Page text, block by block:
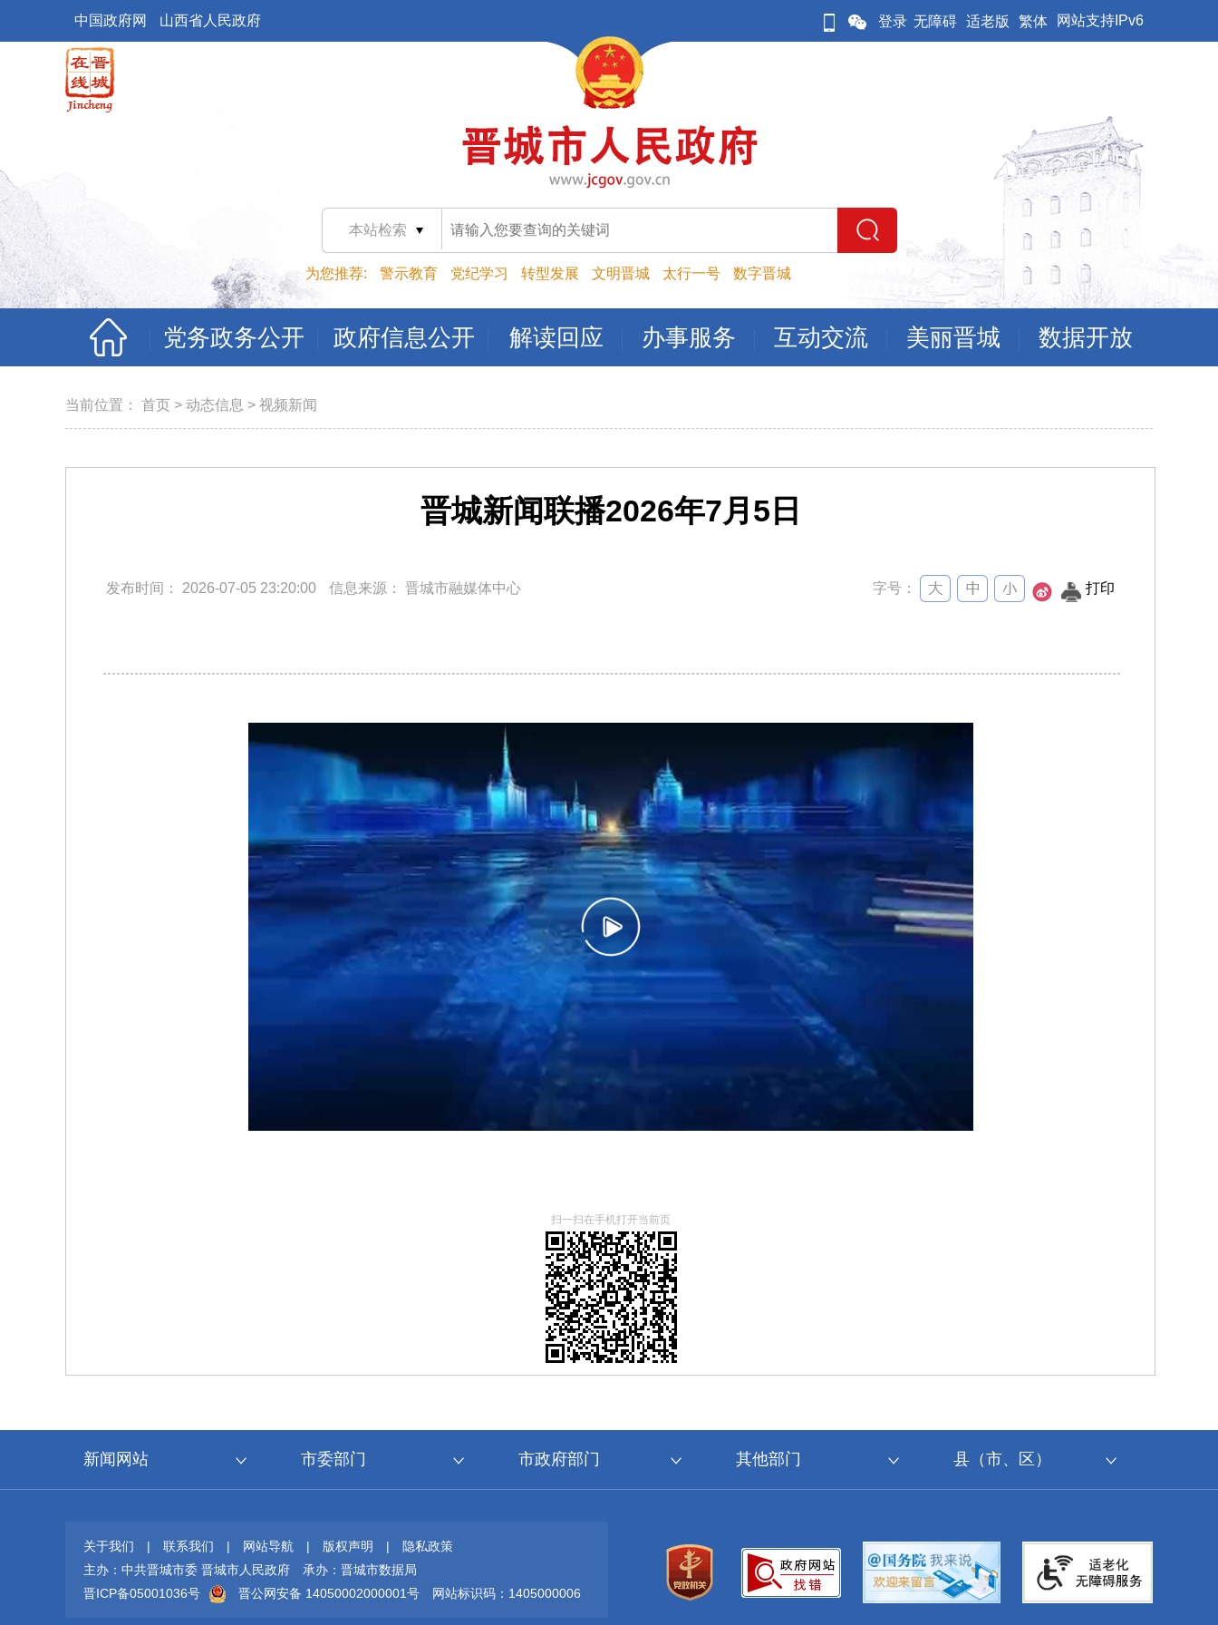
中国政府网 山西省人民政府 登录 无障碍 适老版 繁体 网站支持IPv6
本站检索
为您推荐: 警示教育 党纪学习 转型发展 文明晋城 太行一号 数字晋城
党务政务公开 政府信息公开 解读回应 办事服务 互动交流 美丽晋城 数据开放
当前位置： 首页 > 动态信息 > 视频新闻
晋城新闻联播2026年7月5日
发布时间： 2026-07-05 23:20:00 信息来源： 晋城市融媒体中心 字号： 打印
扫一扫在手机打开当前页
新闻网站 市委部门 市政府部门 其他部门 县（市、区）
关于我们 | 联系我们 | 网站导航 | 版权声明 |
隐私政策
主办：中共晋城市委 晋城市人民政府
承办：晋城市数据局
晋ICP备05001036号
晋公网安备 14050002000001号 网站标识码：1405000006